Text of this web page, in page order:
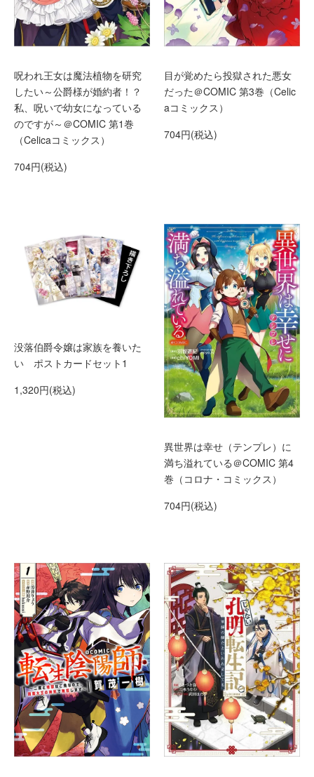
呪われ王女は魔法植物を研究
したい～公爵様が婚約者！？
私、呪いで幼女になっている
のですが～＠COMIC 第1巻
（Celicaコミックス）
704円(税込)
目が覚めたら投獄された悪女
だった＠COMIC 第3巻（Celic
aコミックス）
704円(税込)
没落伯爵令嬢は家族を養いた
い ポストカードセット1
1,320円(税込)
異世界は幸せ（テンプレ）に
満ち溢れている＠COMIC 第4
巻（コロナ・コミックス）
704円(税込)